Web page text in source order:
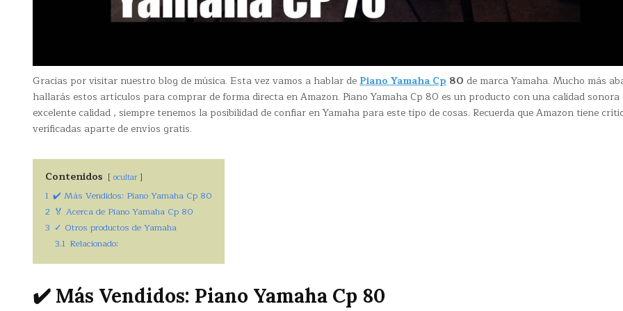
Gracias por visitar nuestro blog de música. Esta vez vamos a hablar dePiano Yamaha Cp 80 de marca Yamaha. Mucho más
hallarás estos artículos para comprar de forma directa en Amazon. Piano Yamaha Cp 80 es un producto con una calidad sonora
excelente calidad , siempre tenemos la posibilidad de confiar en Yamaha para este tipo de cosas. Recuerda que Amazon tiene
verificadas aparte de envíos gratis.
Contenidos ocultar
1 ✔️ Más Vendidos: Piano Yamaha Cp 80
2 🏅 Acerca de Piano Yamaha Cp 80
3 ✓ Otros productos de Yamaha
3.1 Relacionado:
✔️ Más Vendidos: Piano Yamaha Cp 80